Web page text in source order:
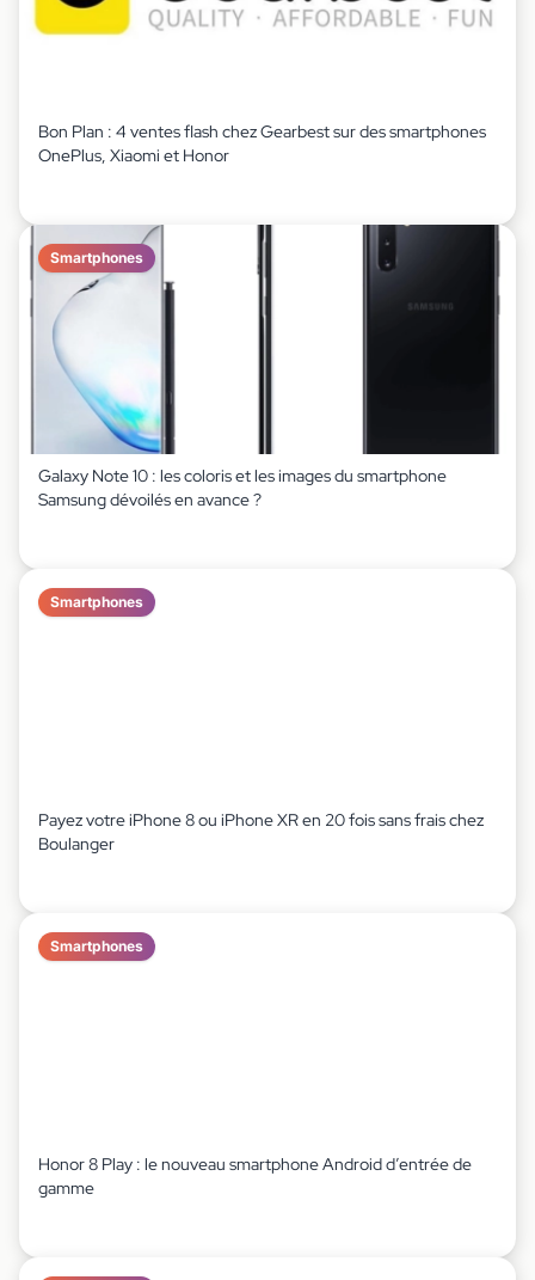
Bon Plan : 4 ventes flash chez Gearbest sur des smartphones
OnePlus, Xiaomi et Honor
Smartphones
Galaxy Note 10 : les coloris et les images du smartphone
Samsung dévoilés en avance ?
Smartphones
Payez votre iPhone 8 ou iPhone XR en 20 fois sans frais chez
Boulanger
Smartphones
Honor 8 Play : le nouveau smartphone Android d’entrée de
gamme